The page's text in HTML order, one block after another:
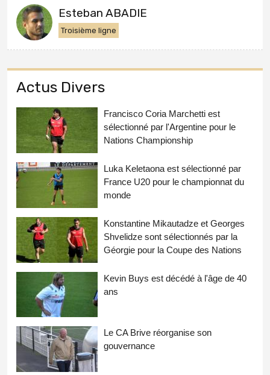
Esteban ABADIE
Troisième ligne
Actus Divers
Francisco Coria Marchetti est
sélectionné par l'Argentine pour le
Nations Championship
Luka Keletaona est sélectionné par
France U20 pour le championnat du
monde
Konstantine Mikautadze et Georges
Shvelidze sont sélectionnés par la
Géorgie pour la Coupe des Nations
Kevin Buys est décédé à l'âge de 40
ans
Le CA Brive réorganise son
gouvernance